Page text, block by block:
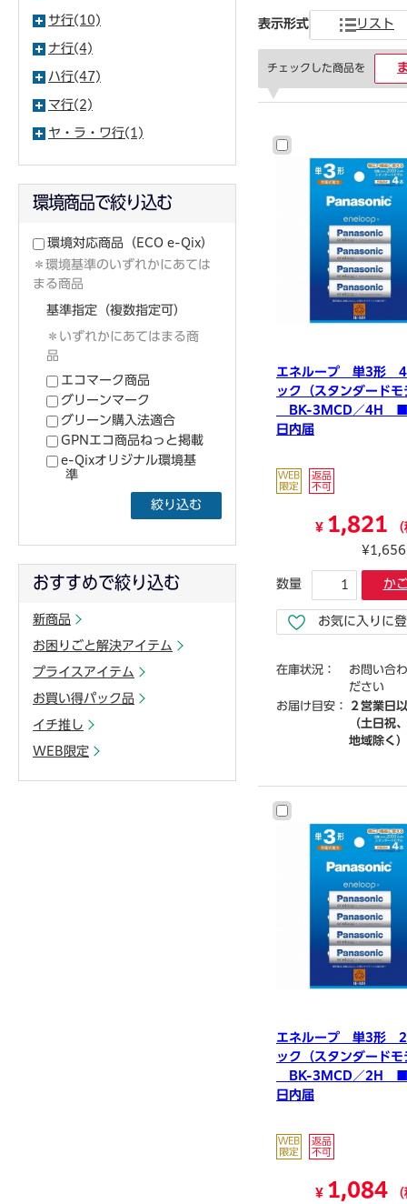
表示形式 リスト
チェックした商品を
エネループ 単3形 4
ック（スタンダードモ
BK-3MCD／4H
日内届
¥ 1,821
数量 か
お気に入りに
在庫状況：
お問い合
ださい
お届け目安：
２営業日
（土日祝
地域除く）
エネループ 単3形 2
ック（スタンダードモ
BK-3MCD／2H
日内届
¥ 1,084
サ行(10)
ナ行(4)
ハ行(47)
マ行(2)
ヤ・ラ・ワ行(1)
環境商品で絞り込む
環境対応商品 （ECO e-Qix）
＊環境基準のいずれかにあては
まる商品
基準指定（複数指定可）
＊いずれかにあてはまる商
品
エコマーク商品
グリーンマーク
グリーン購入法適合
GPNエコ商品ねっと掲載
e-Qixオリジナル環境基
準
絞り込む
おすすめで絞り込む
新商品
お困りごと解決アイテム
プライスアイテム
お買い得パック品
イチ推し
WEB限定